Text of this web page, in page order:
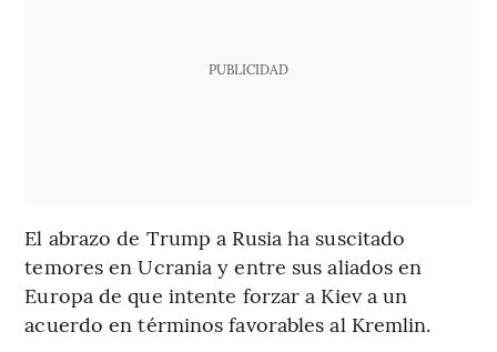
PUBLICIDAD
El abrazo de Trump a Rusia ha suscitado
temores en Ucrania y entre sus aliados en
Europa de que intente forzar a Kiev a un
acuerdo en términos favorables al Kremlin.